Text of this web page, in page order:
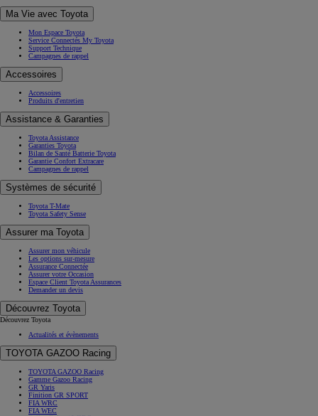
Ma Vie avec Toyota
Mon Espace Toyota
Service Connectés My Toyota
Support Technique
Campagnes de rappel
Accessoires
Accessoires
Produits d'entretien
Assistance & Garanties
Toyota Assistance
Garanties Toyota
Bilan de Santé Batterie Toyota
Garantie Confort Extracare
Campagnes de rappel
Systèmes de sécurité
Toyota T-Mate
Toyota Safety Sense
Assurer ma Toyota
Assurer mon véhicule
Les options sur-mesure
Assurance Connectée
Assurer votre Occasion
Espace Client Toyota Assurances
Demander un devis
Découvrez Toyota
Découvrez Toyota
Actualités et évènements
TOYOTA GAZOO Racing
TOYOTA GAZOO Racing
Gamme Gazoo Racing
GR Yaris
Finition GR SPORT
FIA WRC
FIA WEC